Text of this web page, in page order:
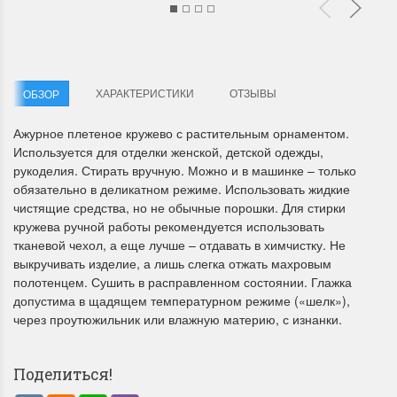
Летние Скидки
!! СКИДКА 20% ‼️ с 1 до 3 июня в
честь первого летнего дня
Чудетство...
ПОДРОБНЕЕ
Анастасия Туманова
1 июня 2024 11:29
Раритеты Дим.
На сайте пополнение
Dimensions
Спешите купить...
ПОДРОБНЕЕ
Анастасия Туманова
22 мая 2024 13:01
ОБЗОР ХАРАКТЕРИСТИКИ ОТЗЫВЫ
Ажурное плетеное кружево с растительным орнаментом.
Используется для отделки женской, детской одежды,
рукоделия. Стирать вручную. Можно и в машинке – только
обязательно в деликатном режиме. Использовать жидкие
чистящие средства, но не обычные порошки. Для стирки
кружева ручной работы рекомендуется использовать
тканевой чехол, а еще лучше – отдавать в химчистку. Не
выкручивать изделие, а лишь слегка отжать махровым
полотенцем. Сушить в расправленном состоянии. Глажка
допустима в щадящем температурном режиме («шелк»),
через проутюжильник или влажную материю, с изнанки.
Поделиться!